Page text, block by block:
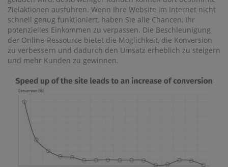
Zielaktionen ausführen. Wenn Ihre Website im Internet nicht
schnell genug funktioniert, haben Sie alle Chancen, Ihr
potenzielles Einkommen zu verpassen. Die Beschleunigung
der Online-Ressource bietet die Möglichkeit, die Konversion
zu verbessern und dadurch den Umsatz erheblich zu steigern
und mehr Kunden zu gewinnen.